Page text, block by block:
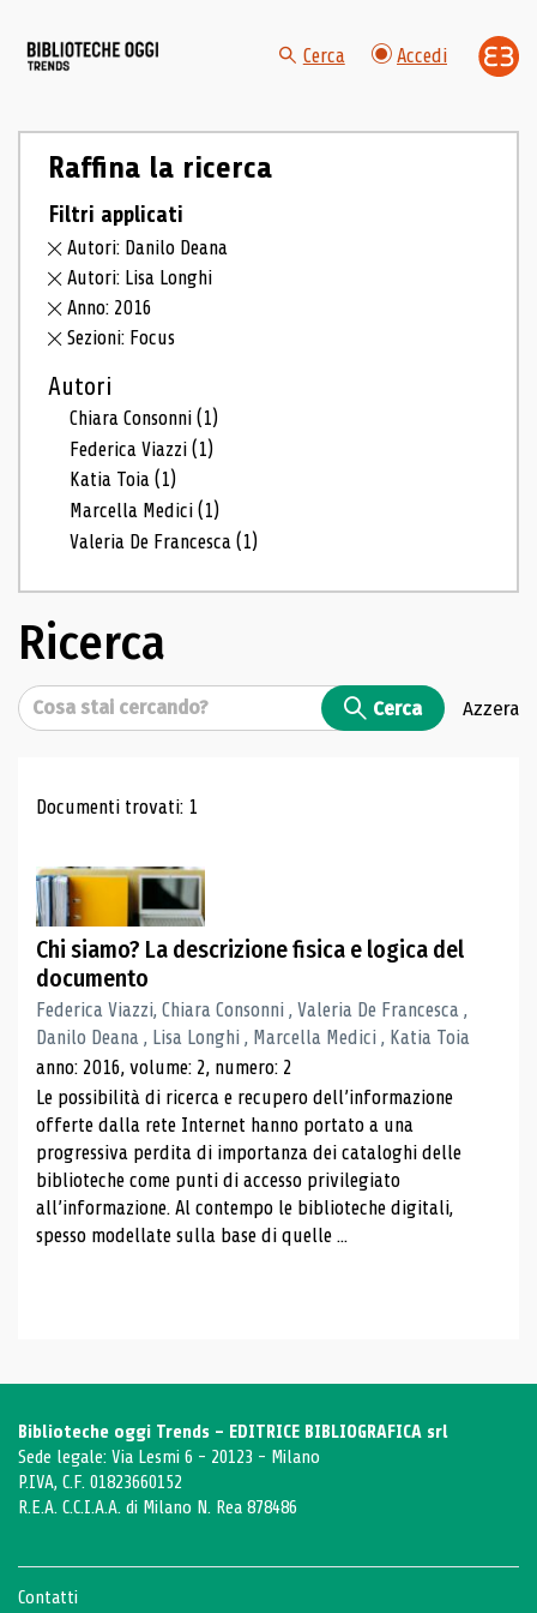
Cerca Accedi
Raffina la ricerca
Filtri applicati
Autori: Danilo Deana
Autori: Lisa Longhi
Anno: 2016
Sezioni: Focus
Autori
Chiara Consonni(1)
Federica Viazzi(1)
Katia Toia(1)
Marcella Medici(1)
Valeria De Francesca(1)
Ricerca
Cerca Cerca Azzera
Risultati di ricerca
Documenti trovati: 1
Chi siamo? La descrizione fisica e logica del
documento
Federica Viazzi, Chiara Consonni , Valeria De Francesca ,
Danilo Deana , Lisa Longhi , Marcella Medici , Katia Toia
anno: 2016, volume: 2, numero: 2
Le possibilità di ricerca e recupero dell’informazione
offerte dalla rete Internet hanno portato a una
progressiva perdita di importanza dei cataloghi delle
biblioteche come punti di accesso privilegiato
all’informazione. Al contempo le biblioteche digitali,
spesso modellate sulla base di quelle ...
Biblioteche oggi Trends - EDITRICE BIBLIOGRAFICA srl
Sede legale: Via Lesmi 6 - 20123 - Milano
P.IVA, C.F. 01823660152
R.E.A. C.C.I.A.A. di Milano N. Rea 878486
Contatti